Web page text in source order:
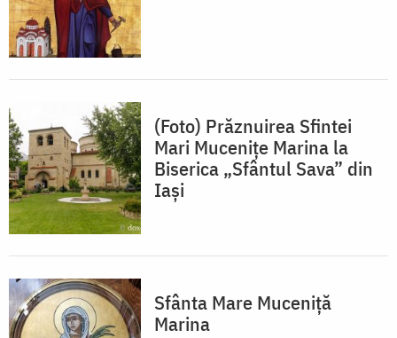
(Foto) Prăznuirea Sfintei
Mari Mucenițe Marina la
Biserica „Sfântul Sava” din
Iași
Sfânta Mare Muceniță
Marina